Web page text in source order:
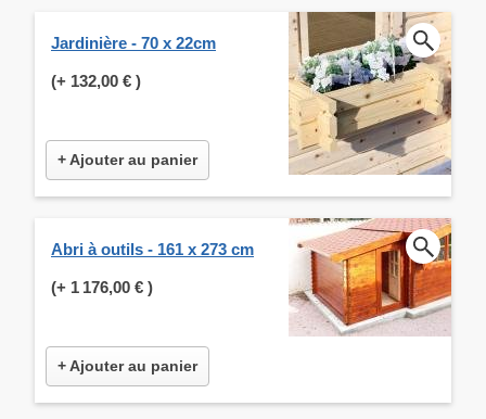
Jardinière - 70 x 22cm
(+ 132,00 € )
+ Ajouter au panier
Abri à outils - 161 x 273 cm
(+ 1 176,00 € )
+ Ajouter au panier